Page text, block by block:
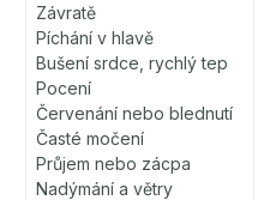
Závratě
Píchání v hlavě
Bušení srdce, rychlý tep
Pocení
Červenání nebo blednutí
Časté močení
Průjem nebo zácpa
Nadýmání a větry